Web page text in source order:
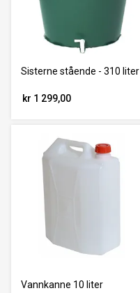
Sisterne stående - 310 liter
kr 1 299,00
Vannkanne 10 liter